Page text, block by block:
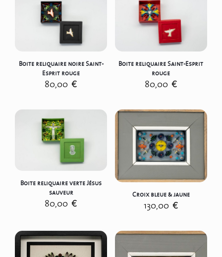
Boite reliquaire noire Saint-
Esprit rouge
80,00€
Boite reliquaire Saint-Esprit
rouge
80,00 €
Boite reliquaire verte Jésus
sauveur
80,00€
Croix bleue & jaune
130,00 €